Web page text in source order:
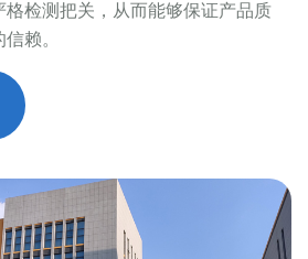
检测把关，从而能够保证产品质
赖。